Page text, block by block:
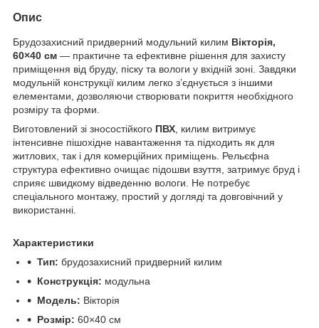
Опис
Брудозахисний придверний модульний килим Вікторія,
60×40 см — практичне та ефективне рішення для захисту
приміщення від бруду, піску та вологи у вхідній зоні. Завдяки
модульній конструкції килим легко з’єднується з іншими
елементами, дозволяючи створювати покриття необхідного
розміру та форми.
Виготовлений зі зносостійкого ПВХ , килим витримує
інтенсивне пішохідне навантаження та підходить як для
житлових, так і для комерційних приміщень. Рельєфна
структура ефективно очищає підошви взуття, затримує бруд і
сприяє швидкому відведенню вологи. Не потребує
спеціального монтажу, простий у догляді та довговічний у
використанні.
Характеристики
Тип: брудозахисний придверний килим
Конструкція: модульна
Модель: Вікторія
Розмір: 60×40 см